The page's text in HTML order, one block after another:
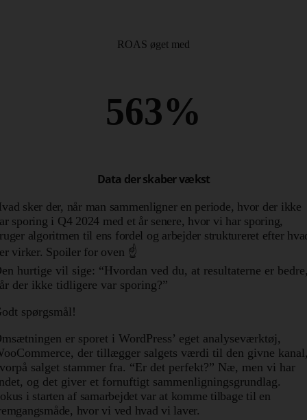
ROAS øget med
563%
Data der skaber vækst
sker der, når man sammenligner en periode, hvor der ikke
sporing i Q4 2024 med et år senere, hvor vi har sporing,
algoritmen til ens fordel og arbejder struktureret efter
virker. Spoiler for oven ☝️
hurtige vil sige: “Hvordan ved du, at resultaterne er
der ikke tidligere var sporing?”
spørgsmål!
er sporet i WordPress’ eget analyseværktøj,
der tillægger salgets værdi til den givne
salget stammer fra. “Er det perfekt?” Næ, men vi har
og det giver et fornuftigt sammenligningsgrundlag.
i starten af samarbejdet var at komme tilbage til en
hvor vi ved hvad vi laver.